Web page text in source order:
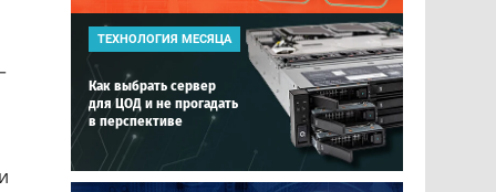
ТЕХНОЛОГИЯ МЕСЯЦА
Как выбрать сервер
для ЦОД и не прогадать
в перспективе